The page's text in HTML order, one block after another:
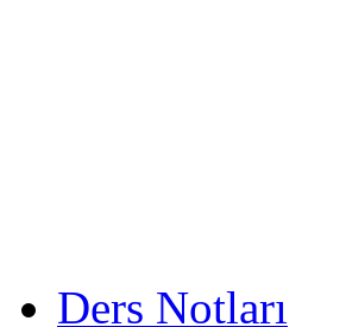
Ders Notları